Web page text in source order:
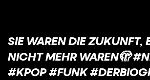
SIE WAREN DIE ZUKUNFT,
NICHT MEHR WAREN🫣
#KPOP #FUNK